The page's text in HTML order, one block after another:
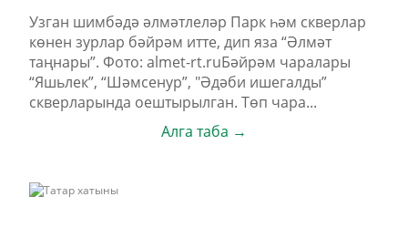
Узган шимбәдә әлмәтлеләр Парк һәм скверлар
көнен зурлар бәйрәм итте, дип яза “Әлмәт
таңнары”. Фото: almet-rt.ruБәйрәм чаралары
“Яшьлек”, “Шәмсенур”, "Әдәби ишегалды”
скверларында оештырылган. Төп чара...
Алга таба →